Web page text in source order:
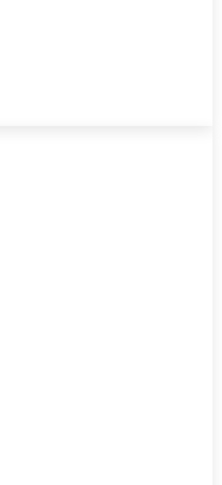
を実行。